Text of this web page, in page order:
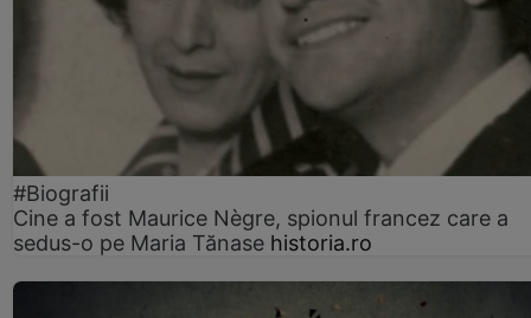
#Biografii
Cine a fost Maurice Nègre, spionul francez care a
sedus-o pe Maria Tănase historia.ro